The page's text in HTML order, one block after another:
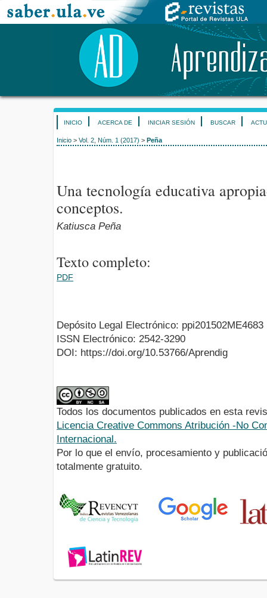
INICIO ACERCA DE INICIAR SESIÓN BUSCAR
Inicio > Vol. 2, Núm. 1 (2017) > Peña
Una tecnología educativa
conceptos.
Katiusca Peña
Texto completo:
PDF
Depósito Legal Electrónico: ppi201502ME4683
ISSN Electrónico: 2542-3290
DOI: https://doi.org/10.53766/Aprendig
Todos los documentos publicados en esta
Licencia Creative Commons Atribución -No
Internacional.
Por lo que el envío, procesamiento y
totalmente gratuito.